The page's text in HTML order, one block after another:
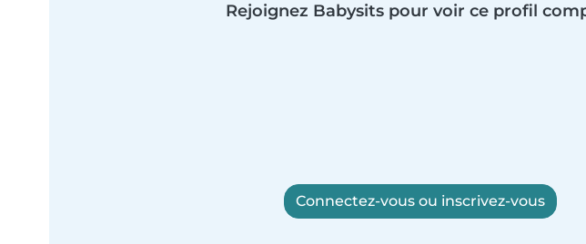
Rejoignez Babysits pour voir ce profil
Connectez-vous ou inscrivez-vous